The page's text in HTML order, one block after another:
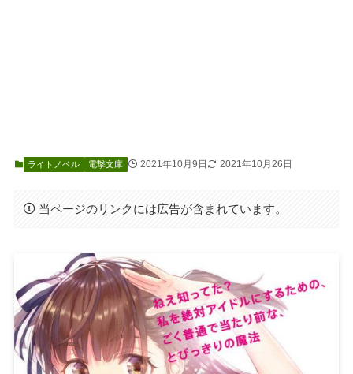
ライトノベル 電撃文庫 2021年10月9日 2021年10月26日
当ページのリンクには広告が含まれています。